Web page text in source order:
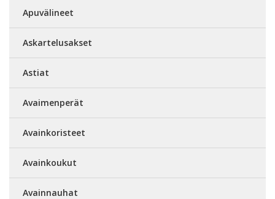
Apuvälineet
Askartelusakset
Astiat
Avaimenperät
Avainkoristeet
Avainkoukut
Avainnauhat